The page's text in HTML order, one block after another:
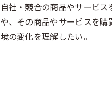
自社・競合の商品やサービス
や、その商品やサービスを
境の変化を理解したい。